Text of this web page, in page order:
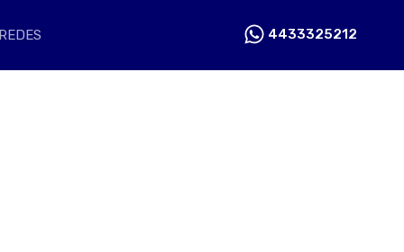
NOSOTROS REDES 4433325212
REDES 4433325212